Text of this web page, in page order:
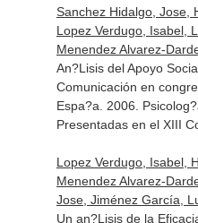
Sanchez Hidalgo, Jose,
Lopez Verdugo, Isabel,
Menendez Alvarez-
An?Lisis del Apoyo
Comunicación en
Espa?a. 2006.
Presentadas en el XIII
Lopez Verdugo, Isabel,
Menendez Alvarez-
Jose, Jiménez García,
Un an?Lisis de la